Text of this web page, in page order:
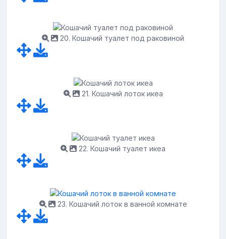
20. Кошачий туалет под раковиной
21. Кошачий лоток икеа
22. Кошачий туалет икеа
23. Кошачий лоток в ванной комнате